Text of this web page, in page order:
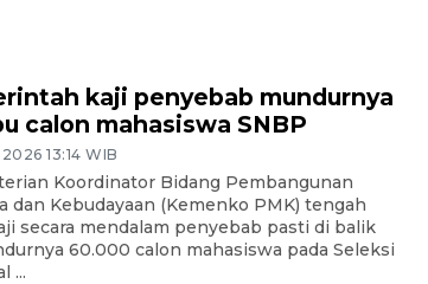
kaji penyebab mundurnya
calon mahasiswa SNBP
13:14 WIB
Koordinator Bidang Pembangunan
dan Kebudayaan (Kemenko PMK) tengah
secara mendalam penyebab pasti di balik
60.000 calon mahasiswa pada Seleksi
...